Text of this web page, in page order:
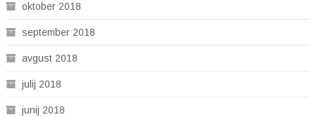
oktober 2018
september 2018
avgust 2018
julij 2018
junij 2018